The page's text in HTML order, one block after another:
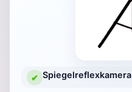
✔ Spiegelreflexkamera